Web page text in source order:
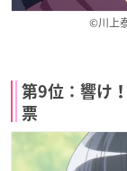
©川上
第9位：響け
票